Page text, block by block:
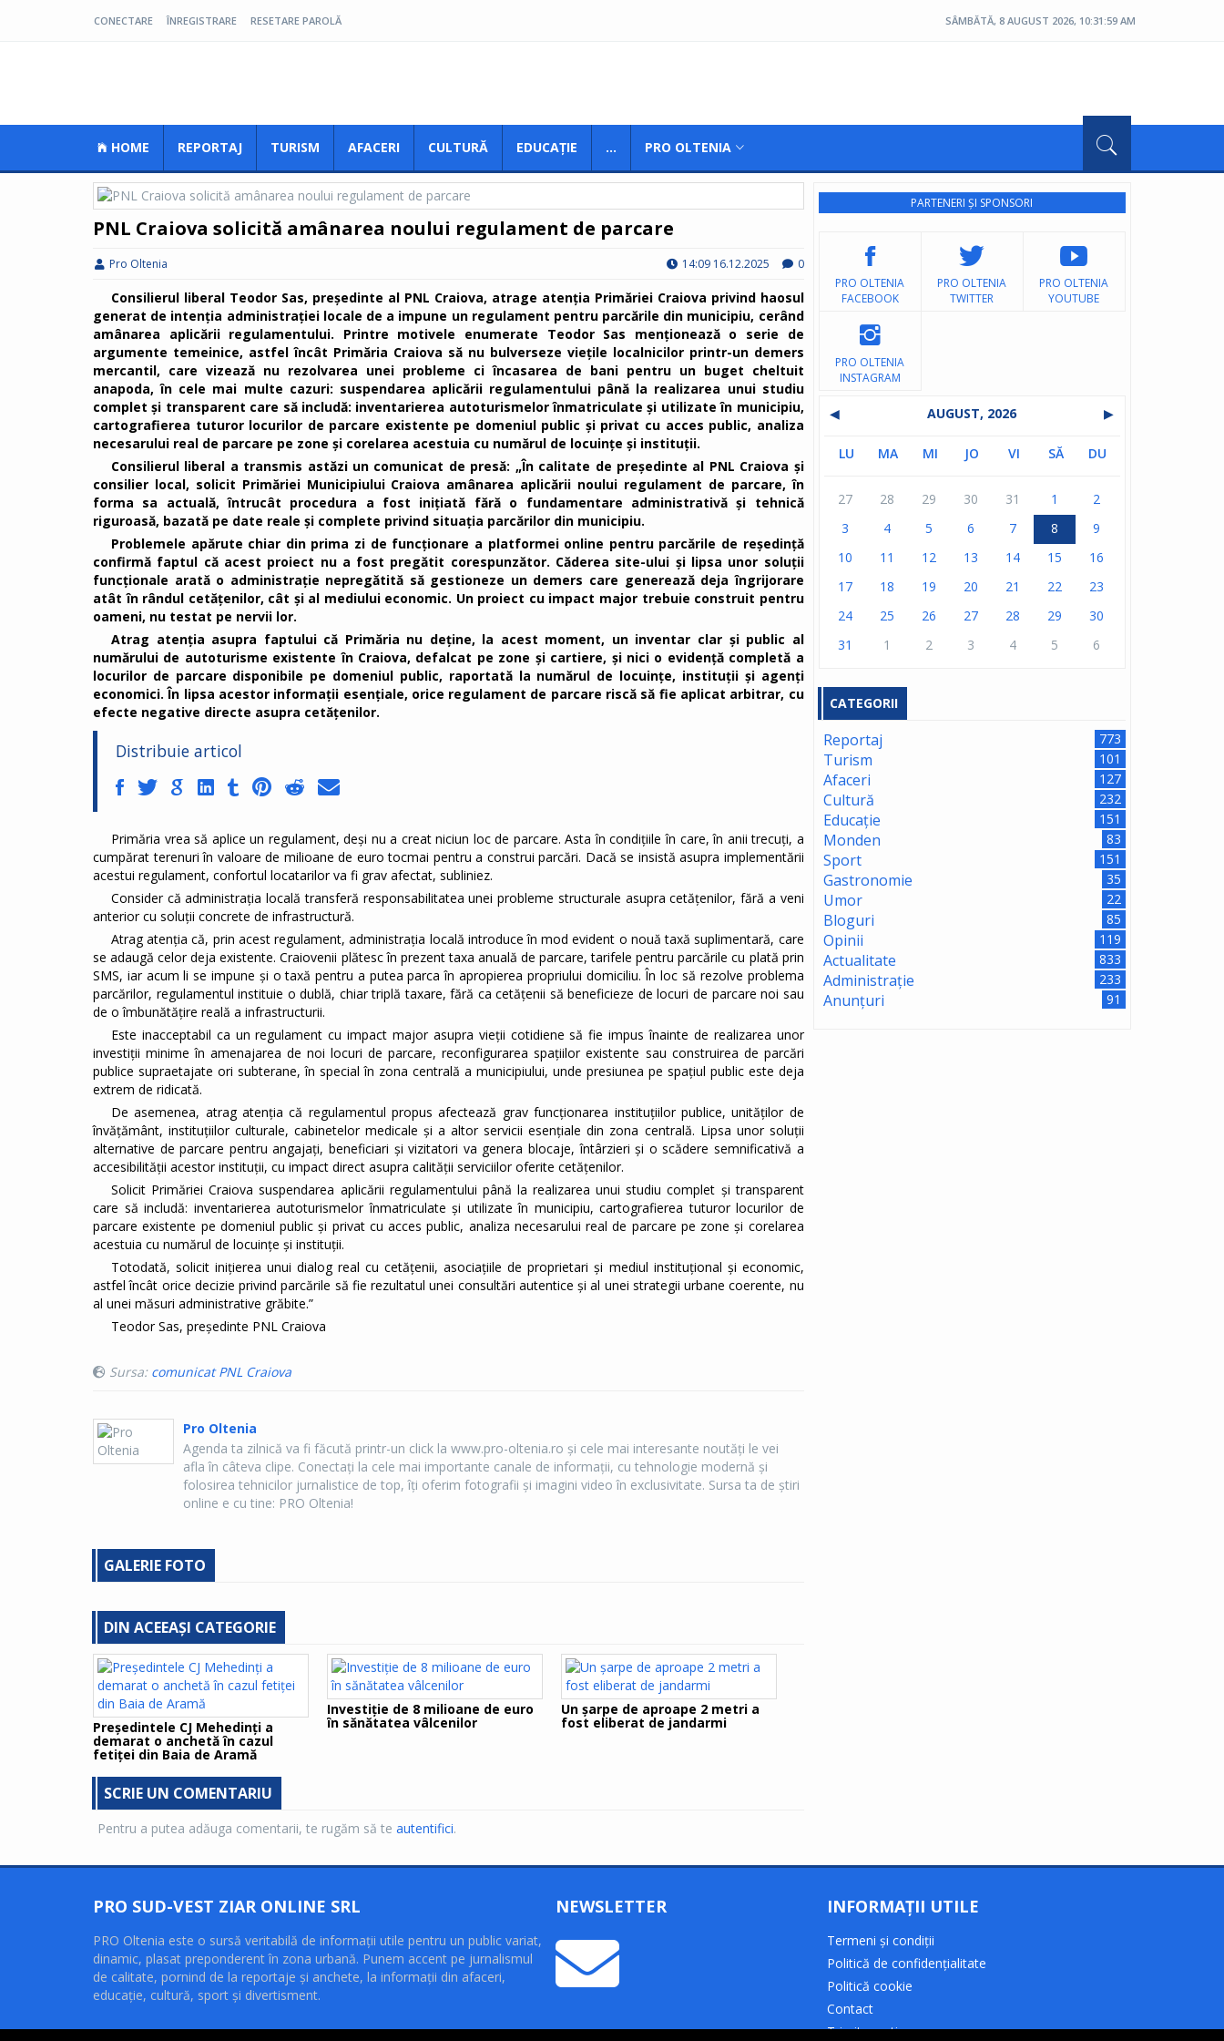
CONECTARE ÎNREGISTRARE RESETARE PAROLĂ SÂMBĂTĂ, 8 AUGUST 2026, 10:32:00 AM
HOME REPORTAJ TURISM AFACERI CULTURĂ EDUCAȚIE ... PRO OLTENIA
PNL Craiova solicită amânarea noului regulament de parcare
Pro Oltenia 14:09 16.12.2025 0
Consilierul liberal Teodor Sas, președinte al PNL Craiova, atrage atenția Primăriei Craiova privind haosul
generat de intenția administrației locale de a impune un regulament pentru parcările din municipiu, cerând
amânarea aplicării regulamentului. Printre motivele enumerate Teodor Sas menționează o serie de
argumente temeinice, astfel încât Primăria Craiova să nu bulverseze viețile localnicilor printr-un demers
mercantil, care vizează nu rezolvarea unei probleme ci încasarea de bani pentru un buget cheltuit
anapoda, în cele mai multe cazuri: suspendarea aplicării regulamentului până la realizarea unui studiu
complet și transparent care să includă: inventarierea autoturismelor înmatriculate și utilizate în municipiu,
cartografierea tuturor locurilor de parcare existente pe domeniul public și privat cu acces public, analiza
necesarului real de parcare pe zone și corelarea acestuia cu numărul de locuințe și instituții.
Consilierul liberal a transmis astăzi un comunicat de presă: „În calitate de președinte al PNL Craiova și
consilier local, solicit Primăriei Municipiului Craiova amânarea aplicării noului regulament de parcare, în
forma sa actuală, întrucât procedura a fost inițiată fără o fundamentare administrativă și tehnică
riguroasă, bazată pe date reale și complete privind situația parcărilor din municipiu.
Problemele apărute chiar din prima zi de funcționare a platformei online pentru parcările de reședință
confirmă faptul că acest proiect nu a fost pregătit corespunzător. Căderea site-ului și lipsa unor soluții
funcționale arată o administrație nepregătită să gestioneze un demers care generează deja îngrijorare
atât în rândul cetățenilor, cât și al mediului economic. Un proiect cu impact major trebuie construit pentru
oameni, nu testat pe nervii lor.
Atrag atenția asupra faptului că Primăria nu deține, la acest moment, un inventar clar și public al
numărului de autoturisme existente în Craiova, defalcat pe zone și cartiere, și nici o evidență completă a
locurilor de parcare disponibile pe domeniul public, raportată la numărul de locuințe, instituții și agenți
economici. În lipsa acestor informații esențiale, orice regulament de parcare riscă să fie aplicat arbitrar, cu
efecte negative directe asupra cetățenilor.
Distribuie articol
Primăria vrea să aplice un regulament, deși nu a creat niciun loc de parcare. Asta în condițiile în care, în anii trecuți, a
cumpărat terenuri în valoare de milioane de euro tocmai pentru a construi parcări. Dacă se insistă asupra implementării
acestui regulament, confortul locatarilor va fi grav afectat, subliniez.
Consider că administrația locală transferă responsabilitatea unei probleme structurale asupra cetățenilor, fără a veni
anterior cu soluții concrete de infrastructură.
Atrag atenția că, prin acest regulament, administrația locală introduce în mod evident o nouă taxă suplimentară, care
se adaugă celor deja existente. Craiovenii plătesc în prezent taxa anuală de parcare, tarifele pentru parcările cu plată prin
SMS, iar acum li se impune și o taxă pentru a putea parca în apropierea propriului domiciliu. În loc să rezolve problema
parcărilor, regulamentul instituie o dublă, chiar triplă taxare, fără ca cetățenii să beneficieze de locuri de parcare noi sau
de o îmbunătățire reală a infrastructurii.
Este inacceptabil ca un regulament cu impact major asupra vieții cotidiene să fie impus înainte de realizarea unor
investiții minime în amenajarea de noi locuri de parcare, reconfigurarea spațiilor existente sau construirea de parcări
publice supraetajate ori subterane, în special în zona centrală a municipiului, unde presiunea pe spațiul public este deja
extrem de ridicată.
De asemenea, atrag atenția că regulamentul propus afectează grav funcționarea instituțiilor publice, unităților de
învățământ, instituțiilor culturale, cabinetelor medicale și a altor servicii esențiale din zona centrală. Lipsa unor soluții
alternative de parcare pentru angajați, beneficiari și vizitatori va genera blocaje, întârzieri și o scădere semnificativă a
accesibilității acestor instituții, cu impact direct asupra calității serviciilor oferite cetățenilor.
Solicit Primăriei Craiova suspendarea aplicării regulamentului până la realizarea unui studiu complet și transparent
care să includă: inventarierea autoturismelor înmatriculate și utilizate în municipiu, cartografierea tuturor locurilor de
parcare existente pe domeniul public și privat cu acces public, analiza necesarului real de parcare pe zone și corelarea
acestuia cu numărul de locuințe și instituții.
Totodată, solicit inițierea unui dialog real cu cetățenii, asociațiile de proprietari și mediul instituțional și economic,
astfel încât orice decizie privind parcările să fie rezultatul unei consultări autentice și al unei strategii urbane coerente, nu
al unei măsuri administrative grăbite.”
Teodor Sas, președinte PNL Craiova
Sursa: comunicat PNL Craiova
Pro Oltenia
Agenda ta zilnică va fi făcută printr-un click la www.pro-oltenia.ro şi cele mai interesante noutăţi le vei
afla în câteva clipe. Conectaţi la cele mai importante canale de informaţii, cu tehnologie modernă şi
folosirea tehnicilor jurnalistice de top, îţi oferim fotografii şi imagini video în exclusivitate. Sursa ta de ştiri
online e cu tine: PRO Oltenia!
GALERIE FOTO
DIN ACEEAȘI CATEGORIE
Preşedintele CJ Mehedinţi a
demarat o anchetă în cazul
fetiţei din Baia de Aramă
Investiţie de 8 milioane de euro
în sănătatea vâlcenilor
Un șarpe de aproape 2 metri a
fost eliberat de jandarmi
SCRIE UN COMENTARIU
Pentru a putea adăuga comentarii, te rugăm să te autentifici.
PARTENERI ȘI SPONSORI
PRO OLTENIA
FACEBOOK
PRO OLTENIA
TWITTER
PRO OLTENIA
YOUTUBE
PRO OLTENIA
INSTAGRAM
◀ AUGUST, 2026 ▶
LU MA MI JO VI SĂ DU
27 28 29 30 31 1
2
3
4 5 6 7 8
9
10
11 12 13 14 15
16
17
18 19 20 21 22
23
24
25 26 27 28 29
30
31
1 2 3 4 5 6
CATEGORII
Reportaj 773
Turism 101
Afaceri 127
Cultură 232
Educație 151
Monden 83
Sport 151
Gastronomie 35
Umor 22
Bloguri 85
Opinii 119
Actualitate 833
Administrație 233
Anunțuri 91
PRO SUD-VEST ZIAR ONLINE SRL
PRO Oltenia este o sursă veritabilă de informaţii utile pentru un public variat,
dinamic, plasat preponderent în zona urbană. Punem accent pe jurnalismul
de calitate, pornind de la reportaje şi anchete, la informaţii din afaceri,
educaţie, cultură, sport şi divertisment.
NEWSLETTER INFORMAȚII UTILE
Termeni și condiții
Politică de confidențialitate
Politică cookie
Contact
Trimite o știre